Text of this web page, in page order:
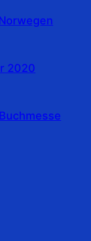
2020